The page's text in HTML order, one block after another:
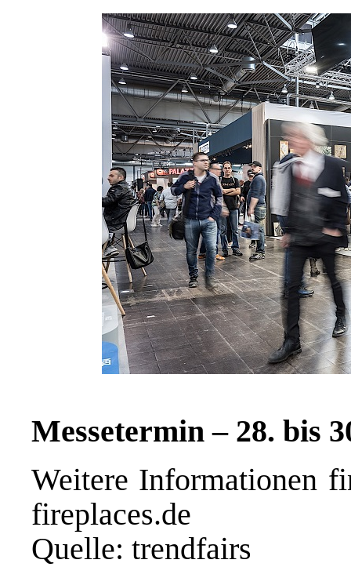
Messetermin – 28. bis
Weitere Informationen
fireplaces.de
Quelle: trendfairs